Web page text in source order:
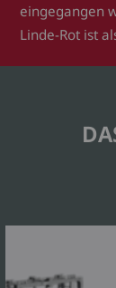
eingegangen
Linde-Rot ist